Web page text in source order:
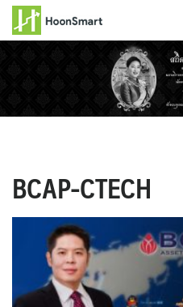
BCAP-CTECH